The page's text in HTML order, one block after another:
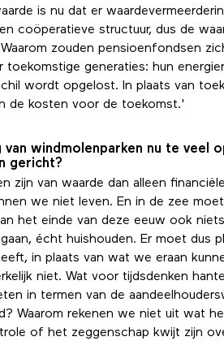
is nu dat er
coöperatieve structuur, dus de
zouden pensioenfondsen
toekomstige generaties: hun
wordt opgelost. In plaats van
de kosten voor de toekomst.'
van windmolenparken nu te veel
gericht?
zijn van waarde dan alleen
we niet leven. En in de zee
het einde van deze eeuw ook
écht huishouden. Er moet dus
in plaats van wat we eraan
niet. Wat voor tijdsdenken
in termen van de
Waarom rekenen we niet uit wat
of het zeggenschap kwijt zijn